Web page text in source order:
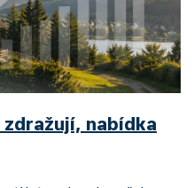
zdražují, nabídka